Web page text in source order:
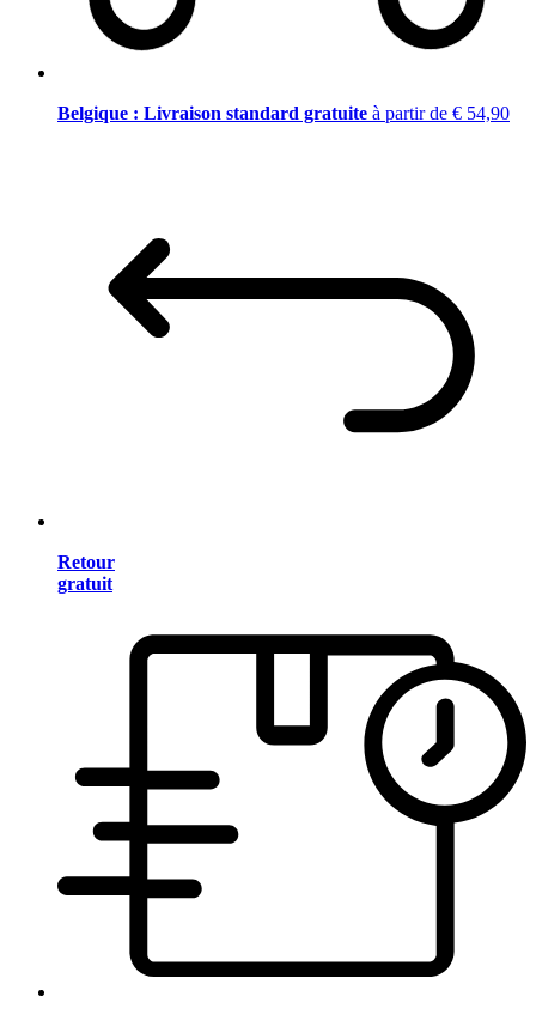
Belgique : Livraison standard gratuite à partir de € 54,90
Retour
gratuit